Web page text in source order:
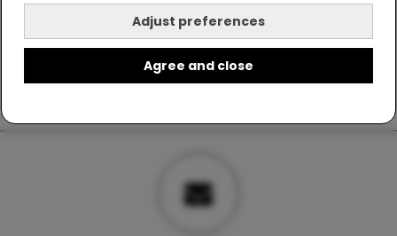
Adjust preferences
Agree and close